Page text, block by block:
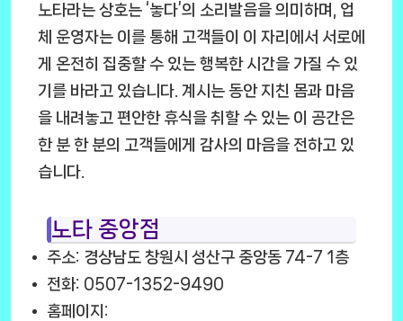
노타라는 상호는 ‘놓다’의 소리발음을 의미하며, 업
체 운영자는 이를 통해 고객들이 이 자리에서 서로에
게 온전히 집중할 수 있는 행복한 시간을 가질 수 있
기를 바라고 있습니다. 계시는 동안 지친 몸과 마음
을 내려놓고 편안한 휴식을 취할 수 있는 이 공간은
한 분 한 분의 고객들에게 감사의 마음을 전하고 있
습니다.
노타 중앙점
주소: 경상남도 창원시 성산구 중앙동 74-7 1층
전화: 0507-1352-9490
홈페이지: